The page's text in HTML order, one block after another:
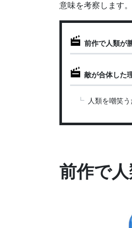
意味を考察します。
前作で人類が
敵が合体した
人類を嘲笑
前作で